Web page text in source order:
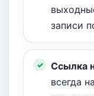
записи
Ссылка
всегда